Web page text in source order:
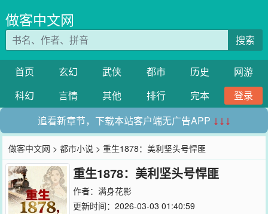
做客中文网
搜索
首页 玄幻 武侠 都市 历史
网游
科幻
言情 其他 排行 完本
登录
追看新章节，下载本站客户端无广告APP ↓↓↓
做客中文网 >都市小说 > 重生1878：美利坚头号悍匪
重生1878：美利坚头号悍匪
作者： 满身花影
更新时间：2026-03-03 01:40:59